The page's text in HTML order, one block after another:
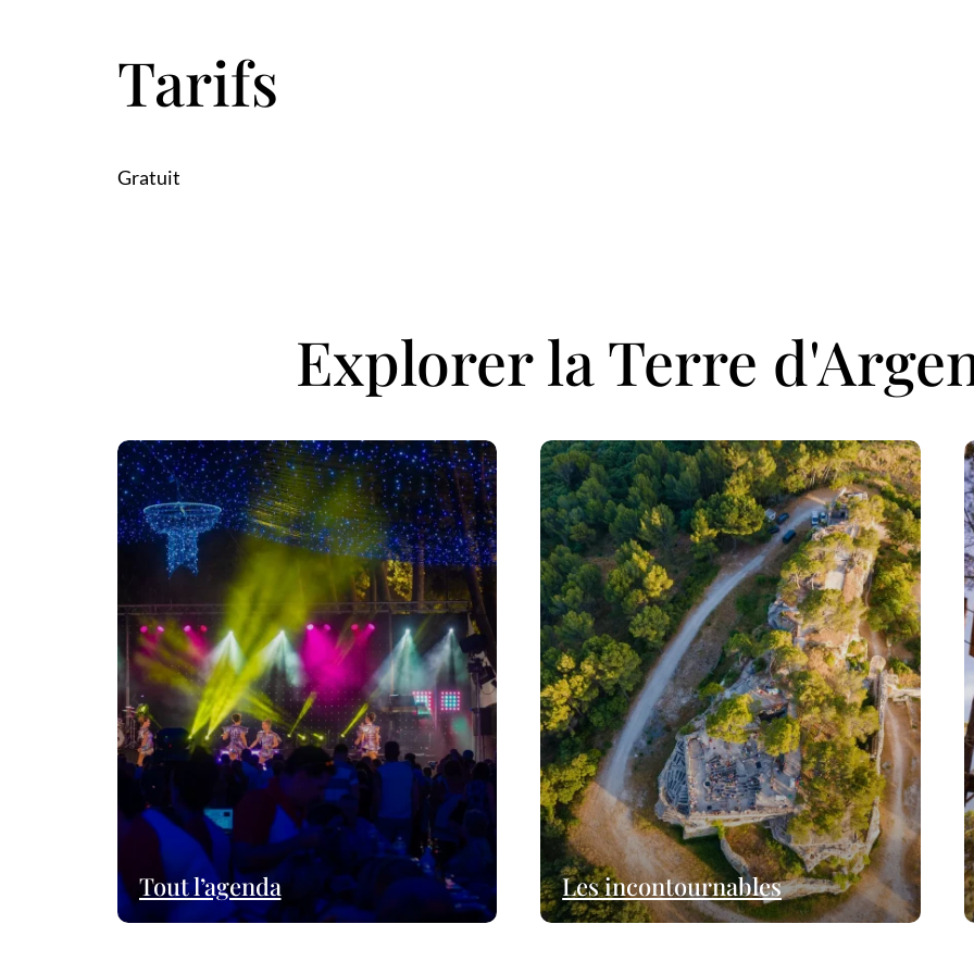
Tarifs
Gratuit
Explorer la Terre
Tout l’agenda Les incontournables